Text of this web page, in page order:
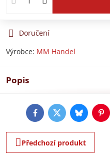
Doručení
Výrobce: MM Handel
Popis
FacebookTwitterBluesky
Předchozí produkt